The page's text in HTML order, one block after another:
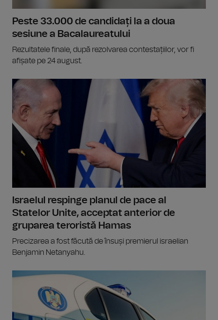
Peste 33.000 de candidați la a doua
sesiune a Bacalaureatului
Rezultatele finale, după rezolvarea contestațiilor, vor fi
afișate pe 24 august.
Israelul respinge planul de pace al
Statelor Unite, acceptat anterior de
gruparea teroristă Hamas
Precizarea a fost făcută de însuși premierul israelian
Benjamin Netanyahu.